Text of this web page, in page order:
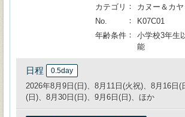
カテゴリ
カヌー＆カヤ
No.
K07C01
年齢条件
小学校3年生
能
日程 0.5day
2026年8月9日(日)、8月11日(火祝)、8月16日(
(日)、8月30日(日)、9月6日(日)、ほか